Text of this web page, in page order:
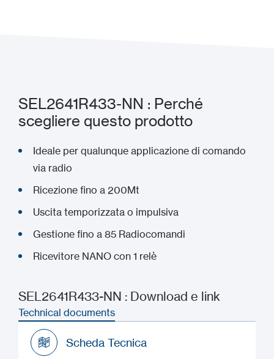
SEL2641R433-NN : Perché
scegliere questo prodotto
Ideale per qualunque applicazione di comando
via radio
Ricezione fino a 200Mt
Uscita temporizzata o impulsiva
Gestione fino a 85 Radiocomandi
Ricevitore NANO con 1 relè
SEL2641R433-NN : Download e link
Technical documents
Scheda Tecnica